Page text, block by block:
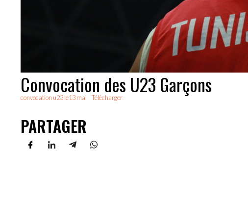
Convocation des U23 Garçons
convocation u23 le13 mai Télécharger
PARTAGER